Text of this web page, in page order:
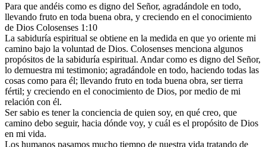
Link
Para que andéis como es digno del Señor, agradándole en todo,
llevando fruto en toda buena obra, y creciendo en el conocimiento
de Dios Colosenses 1:10
La sabiduría espiritual se obtiene en la medida en que yo oriente mi
camino bajo la voluntad de Dios. Colosenses menciona algunos
propósitos de la sabiduría espiritual. Andar como es digno del Señor,
lo demuestra mi testimonio; agradándole en todo, haciendo todas las
cosas como para él; llevando fruto en toda buena obra, ser tierra
fértil; y creciendo en el conocimiento de Dios, por medio de mi
relación con él.
Ser sabio es tener la conciencia de quien soy, en qué creo, que
camino debo seguir, hacia dónde voy, y cuál es el propósito de Dios
en mi vida.
Los humanos pasamos mucho tiempo de nuestra vida tratando de